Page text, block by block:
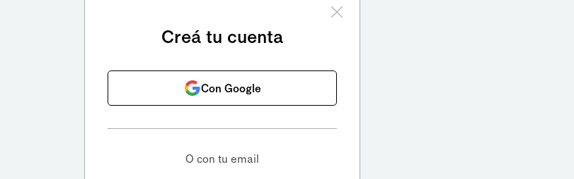
Creá tu cuenta
Con Google
O con tu email